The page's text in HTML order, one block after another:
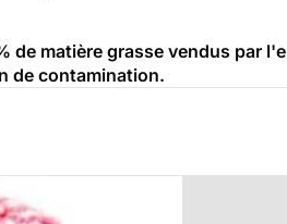
de matière grasse vendus par
de contamination.